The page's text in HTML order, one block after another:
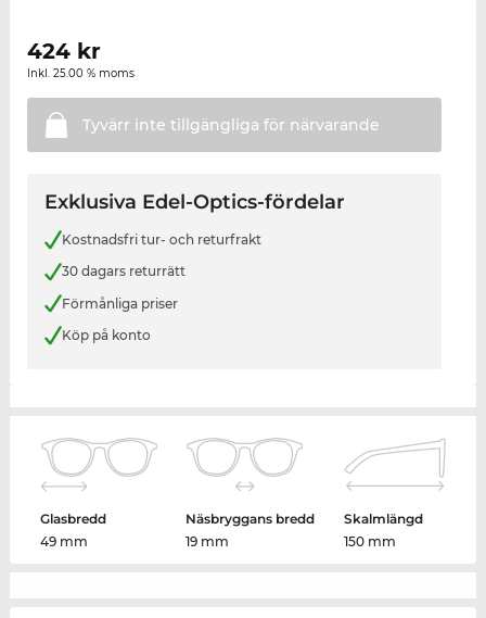
424kr
Inkl. 25.00 % moms
Tyvärr inte tillgängliga för närvarande
Exklusiva Edel-Optics-fördelar
Kostnadsfri tur- och returfrakt
30 dagars returrätt
Förmånliga priser
Köp på konto
Glasbredd
49 mm
Näsbryggans bredd
19 mm
Skalmlängd
150 mm